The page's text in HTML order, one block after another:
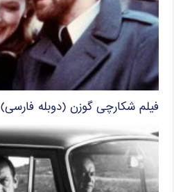
فیلم شکارچی گوزن (دوبله فارسی)